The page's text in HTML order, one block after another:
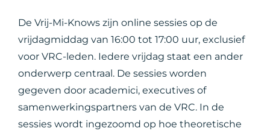
De Vrij-Mi-Knows zijn online sessies op de
vrijdagmiddag van 16:00 tot 17:00 uur, exclusief
voor VRC-leden. Iedere vrijdag staat een ander
onderwerp centraal. De sessies worden
gegeven door academici, executives of
samenwerkingspartners van de VRC. In de
sessies wordt ingezoomd op hoe theoretische